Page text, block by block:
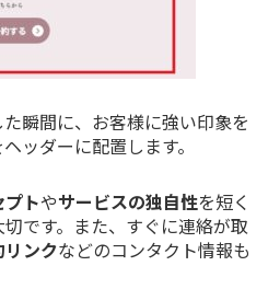
瞬間に、お客様に強い印象を
ッダーに配置します。
トやサービスの独自性を短く
です。また、すぐに連絡が取
ンクなどのコンタクト情報も